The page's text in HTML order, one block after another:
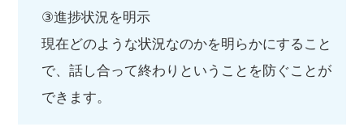
③進捗状況を明示
現在どのような状況なのかを明らかにすること
で、話し合って終わりということを防ぐことが
できます。